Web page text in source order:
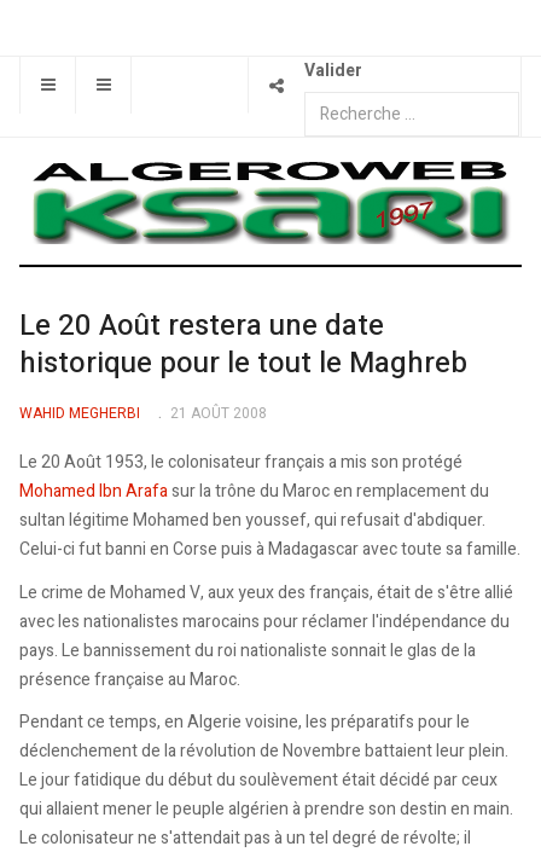
Valider
Le 20 Août restera une date
historique pour le tout le Maghreb
WAHID MEGHERBI 21 AOÛT 2008
Le 20 Août 1953, le colonisateur français a mis son protégé
Mohamed Ibn Arafasur la trône du Maroc en remplacement du
sultan légitime Mohamed ben youssef, qui refusait d'abdiquer.
Celui-ci fut banni en Corse puis à Madagascar avec toute sa famille.
Le crime de Mohamed V, aux yeux des français, était de s'être allié
avec les nationalistes marocains pour réclamer l'indépendance du
pays. Le bannissement du roi nationaliste sonnait le glas de la
présence française au Maroc.
Pendant ce temps, en Algerie voisine, les préparatifs pour le
déclenchement de la révolution de Novembre battaient leur plein.
Le jour fatidique du début du soulèvement était décidé par ceux
qui allaient mener le peuple algérien à prendre son destin en main.
Le colonisateur ne s'attendait pas à un tel degré de révolte; il